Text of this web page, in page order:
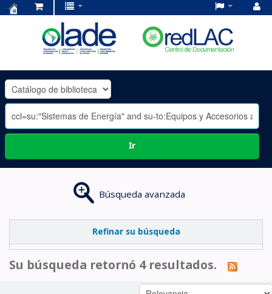
OLADE
-
Ir
Búsqueda avanzada
Refinar su búsqueda
Su búsqueda retornó 4 resultados.